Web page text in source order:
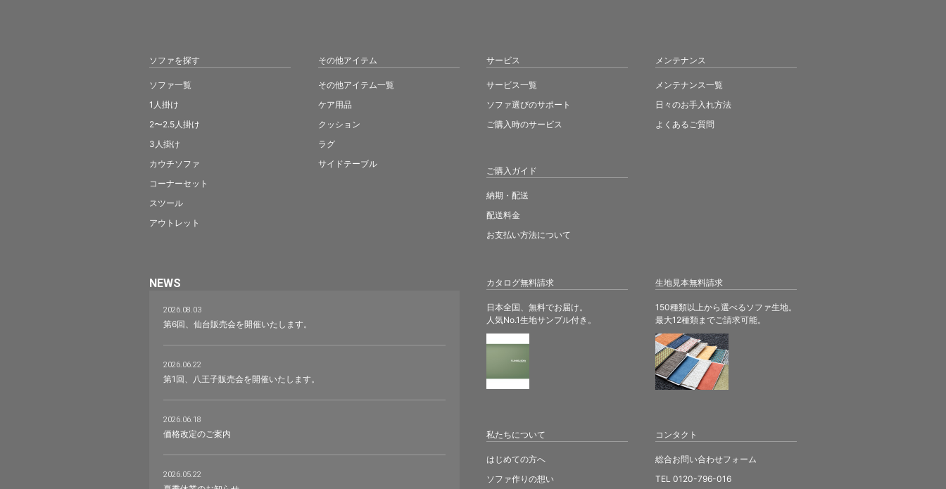
カタログ無料請求
日本全国、無料でお届け。
人気No.1生地サンプル付き。
生地見本無料請求
150種類以上から選べるソファ生地。
最大12種類までご請求可能。
ソファを探す
ソファ一覧
1人掛け
2〜2.5人掛け
3人掛け
カウチソファ
コーナーセット
スツール
アウトレット
その他アイテム
その他アイテム一覧
ケア用品
クッション
ラグ
サイドテーブル
サービス
サービス一覧
ソファ選びのサポート
ご購入時のサービス
ご購入ガイド
納期・配送
配送料金
お支払い方法について
メンテナンス
メンテナンス一覧
日々のお手入れ方法
よくあるご質問
NEWS
2026.08.03
第6回、仙台販売会を開催いたします。
2026.06.22
第1回、八王子販売会を開催いたします。
2026.06.18
価格改定のご案内
2026.05.22
私たちについて
はじめての方へ
ソファ作りの想い
コンタクト
総合お問い合わせフォーム
TEL 0120-796-016